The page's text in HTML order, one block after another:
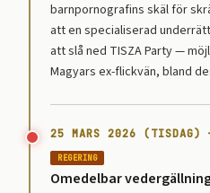
barnpornografins skäl för
att en specialiserad
att slå ned TISZA Party —
Magyars ex-flickvän, bland
25 MARS 2026 (TISDAG) —
REGERING
Omedelbar